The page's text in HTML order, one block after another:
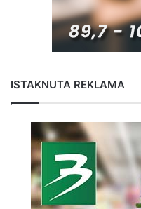
ISTAKNUTA REKLAMA